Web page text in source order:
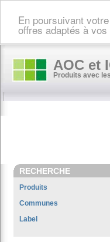
En poursuivant
offres adaptés à
AOC et
Produits avec
RECHERCHE
Produits
Communes
Label